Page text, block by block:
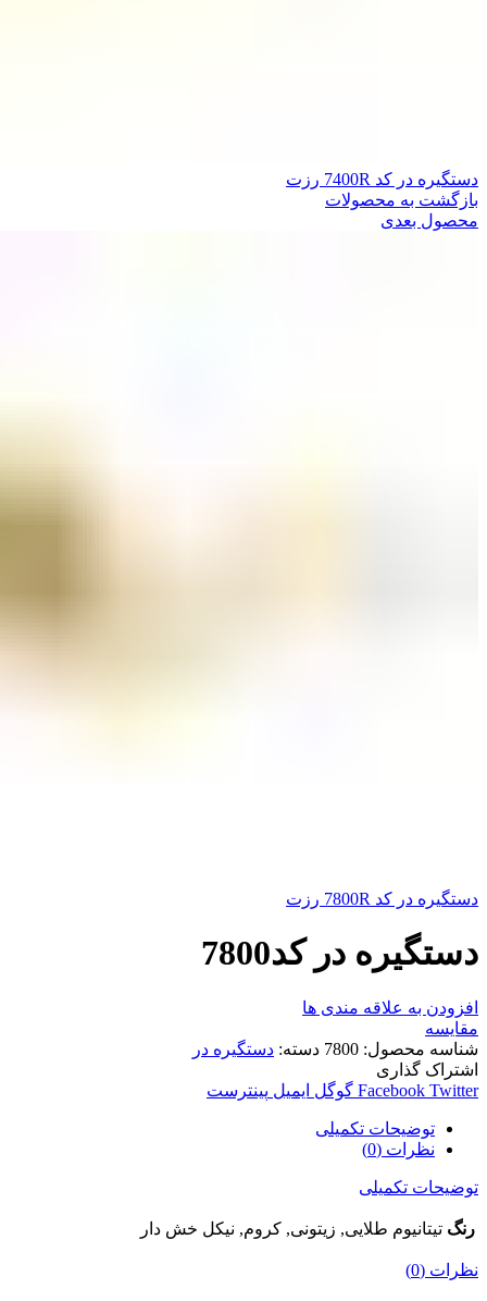
دستگیره در کد 7400R رزت
بازگشت به محصولات
محصول بعدی
دستگیره در کد 7800R رزت
دستگیره در کد7800
افزودن به علاقه مندی ها
مقایسه
شناسه محصول: 7800 دسته: دستگیره در
اشتراک گذاری
Facebook Twitter گوگل ایمیل پینترست
توضیحات تکمیلی
نظرات (0)
توضیحات تکمیلی
رنگ تیتانیوم طلایی, زیتونی, کروم, نیکل خش دار
نظرات (0)